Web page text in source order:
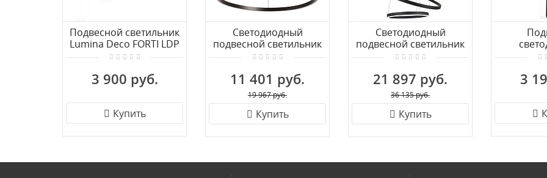
Подвесной светильник
Lumina Deco FORTI LDP
7921 BK
3 900 руб.
Купить
Светодиодный
подвесной светильник
De City Оскар 510012301
11 401 руб.
19 967 руб.
Купить
Светодиодный
подвесной светильник
KINK Light Тор
21 897 руб.
36 135 руб.
Купить
3